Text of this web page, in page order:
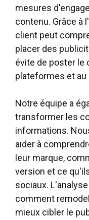
mesures
contenu. Grâce à
client peut
placer des
évite de poster le
plateformes et
Notre équipe a
transformer les
informations.
aider à
leur marque,
version et ce
sociaux.
comment
mieux cibler le